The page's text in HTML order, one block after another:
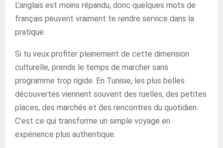
L’anglais est moins répandu, donc quelques mots de
français peuvent vraiment te rendre service dans la
pratique.
Si tu veux profiter pleinement de cette dimension
culturelle, prends le temps de marcher sans
programme trop rigide. En Tunisie, les plus belles
découvertes viennent souvent des ruelles, des petites
places, des marchés et des rencontres du quotidien.
C’est ce qui transforme un simple voyage en
expérience plus authentique.